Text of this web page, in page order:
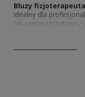
Bluzy
idealny dla
jak i reprezentatywny
użytkowania. Te